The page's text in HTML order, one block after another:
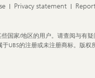
Privacy statement
国家/地区的用户。请查阅与有
UBS的注册或未注册商标。版权